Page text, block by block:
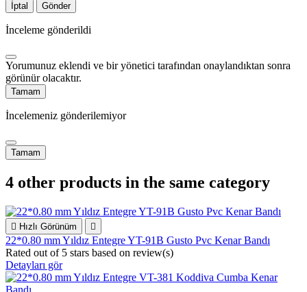
İptal Gönder
İnceleme gönderildi
Yorumunuz eklendi ve bir yönetici tarafından onaylandıktan sonra
görünür olacaktır.
Tamam
İncelemeniz gönderilemiyor
Tamam
4 other products in the same category
 Hızlı Görünüm 
22*0.80 mm Yıldız Entegre YT-91B Gusto Pvc Kenar Bandı
Rated out of 5 stars based on review(s)
Detayları gör